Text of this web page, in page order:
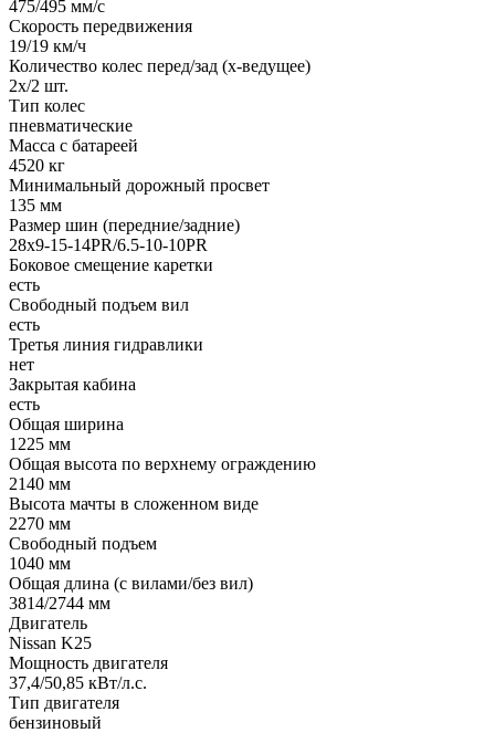
475/495 мм/с
Скорость передвижения
19/19 км/ч
Количество колес перед/зад (x-ведущее)
2х/2 шт.
Тип колес
пневматические
Масса с батареей
4520 кг
Минимальный дорожный просвет
135 мм
Размер шин (передние/задние)
28х9-15-14PR/6.5-10-10PR
Боковое смещение каретки
есть
Свободный подъем вил
есть
Третья линия гидравлики
нет
Закрытая кабина
есть
Общая ширина
1225 мм
Общая высота по верхнему ограждению
2140 мм
Высота мачты в сложенном виде
2270 мм
Свободный подъем
1040 мм
Общая длина (с вилами/без вил)
3814/2744 мм
Двигатель
Nissan K25
Мощность двигателя
37,4/50,85 кВт/л.с.
Тип двигателя
бензиновый